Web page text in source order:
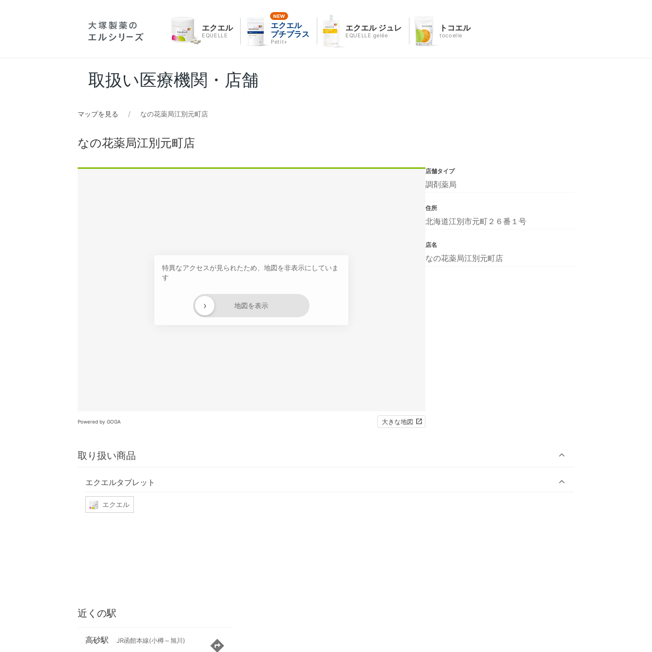
エクエル
EQUELLE
エクエル
プチプラス
Petit+
エクエル ジュレ
EQUELLE gelée
トコエル
tocoelle
取扱い医療機関・店舗
マップを見る なの花薬局江別元町店
なの花薬局江別元町店
特異なアクセスが見られたため、地図を非表示にしていま
す
地図を表示
›
Powered by GOGA 大きな地図
取り扱い商品
エクエルタブレット
エクエル
店舗タイプ
調剤薬局
住所
北海道江別市元町２６番１号
店名
なの花薬局江別元町店
近くの駅
高砂駅 JR函館本線(小樽～旭川)